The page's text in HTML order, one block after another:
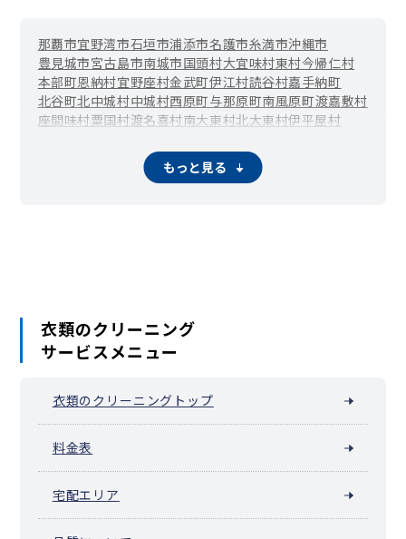
那覇市宜野湾市石垣市浦添市名護市糸満市沖縄市
豊見城市宮古島市南城市国頭村大宜味村東村今帰仁村
本部町恩納村宜野座村金武町伊江村読谷村嘉手納町
北谷町北中城村中城村西原町与那原町南風原町渡嘉敷村
座間味村粟国村渡名喜村南大東村北大東村伊平屋村
もっと見る
衣類のクリーニング
サービスメニュー
衣類のクリーニングトップ
料金表
宅配エリア